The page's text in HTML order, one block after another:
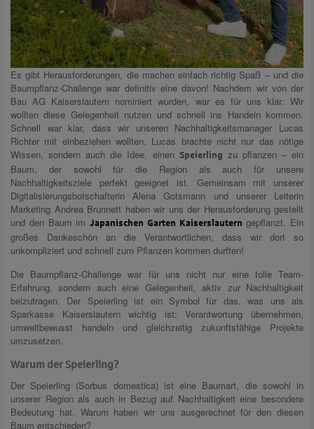
Es gibt Herausforderungen, die machen einfach richtig Spaß – und die
Baumpflanz-Challenge war definitiv eine davon! Nachdem wir von der
Bau AG Kaiserslautern nominiert wurden, war es für uns klar: Wir
wollten diese Gelegenheit nutzen und schnell ins Handeln kommen.
Schnell war klar, dass wir unseren Nachhaltigkeitsmanager Lucas
Richter mit einbeziehen wollten. Lucas brachte nicht nur das nötige
Wissen, sondern auch die Idee, einen Speierling zu pflanzen – ein
Baum, der sowohl für die Region als auch für unsere
Nachhaltigkeitsziele perfekt geeignet ist. Gemeinsam mit unserer
Digitalisierungsbotschafterin Alena Gotsmann und unserer Leiterin
Marketing Andrea Brunnett haben wir uns der Herausforderung gestellt
und den Baum im Japanischen Garten Kaiserslautern gepflanzt. Ein
großes Dankeschön an die Verantwortlichen, dass wir dort so
unkompliziert und schnell zum Pflanzen kommen durften!
Die Baumpflanz-Challenge war für uns nicht nur eine tolle Team-
Erfahrung, sondern auch eine Gelegenheit, aktiv zur Nachhaltigkeit
beizutragen. Der Speierling ist ein Symbol für das, was uns als
Sparkasse Kaiserslautern wichtig ist: Verantwortung übernehmen,
umweltbewusst handeln und gleichzeitig zukunftsfähige Projekte
umzusetzen.
Warum der Speierling?
Der Speierling (Sorbus domestica) ist eine Baumart, die sowohl in
unserer Region als auch in Bezug auf Nachhaltigkeit eine besondere
Bedeutung hat. Warum haben wir uns ausgerechnet für den diesen
Baum entschieden?